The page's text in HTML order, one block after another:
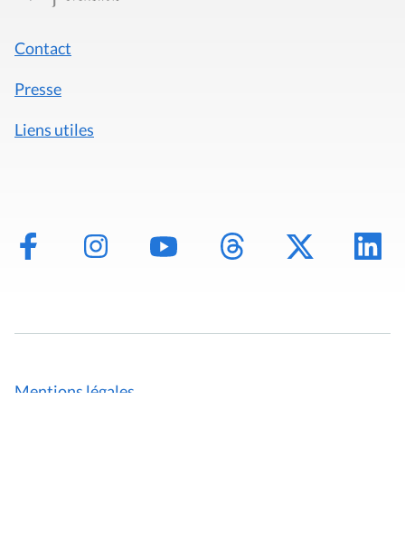
Contact
Presse
Liens utiles
Mentions légales